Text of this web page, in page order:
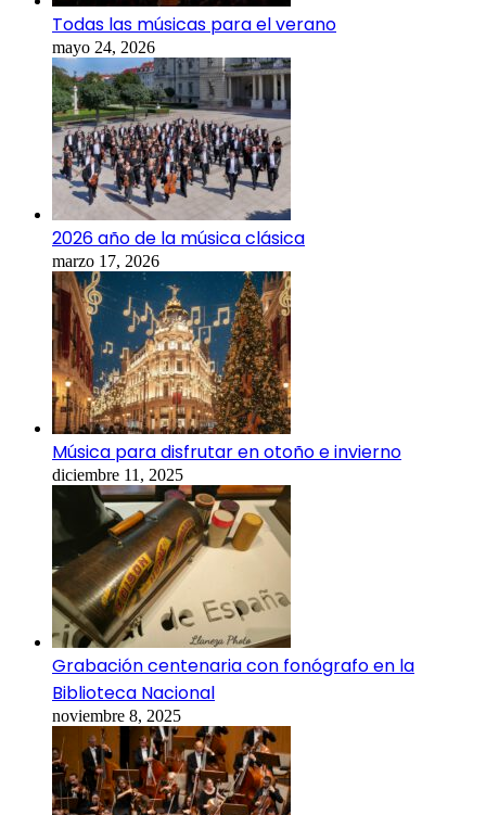
Todas las músicas para el verano
mayo 24, 2026
2026 año de la música clásica
marzo 17, 2026
Música para disfrutar en otoño e invierno
diciembre 11, 2025
Grabación centenaria con fonógrafo en la
Biblioteca Nacional
noviembre 8, 2025